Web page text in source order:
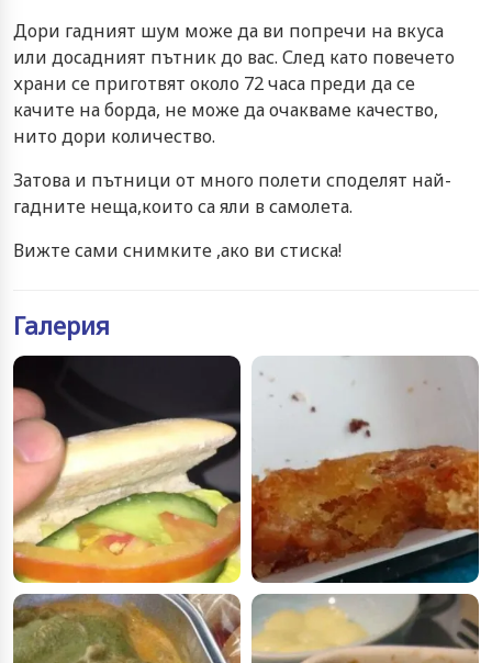
Дори гадният шум може да ви попречи на вкуса
или досадният пътник до вас. След като повечето
храни се приготвят около 72 часа преди да се
качите на борда, не може да очакваме качество,
нито дори количество.
Затова и пътници от много полети споделят най-
гадните неща,които са яли в самолета.
Вижте сами снимките ,ако ви стиска!
Галерия